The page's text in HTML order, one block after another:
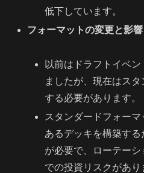
低下しています。
フォーマットの変更と影響
以前はドラフトイベ
ましたが、現在はス
する必要があります。
スタンダードフォー
あるデッキを構築す
が必要で、ローテー
での投資リスクがあり